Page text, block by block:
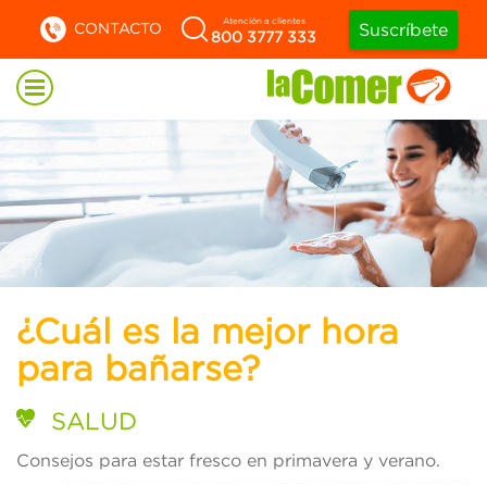
CONTACTO Atención a clientes
800 3777 333 Suscríbete
¿Cuál es la mejor hora
para bañarse?
SALUD
Consejos para estar fresco en primavera y verano.